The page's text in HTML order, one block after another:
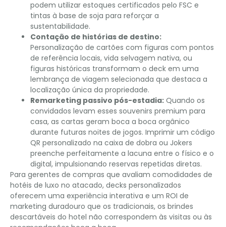
podem utilizar estoques certificados pelo FSC e
tintas à base de soja para reforçar a
sustentabilidade.
Contação de histórias de destino:
Personalização de cartões com figuras com pontos
de referência locais, vida selvagem nativa, ou
figuras históricas transformam o deck em uma
lembrança de viagem selecionada que destaca a
localização única da propriedade.
Remarketing passivo pós-estadia: Quando os
convidados levam esses souvenirs premium para
casa, as cartas geram boca a boca orgânico
durante futuras noites de jogos. Imprimir um código
QR personalizado na caixa de dobra ou Jokers
preenche perfeitamente a lacuna entre o físico e o
digital, impulsionando reservas repetidas diretas.
Para gerentes de compras que avaliam comodidades de
hotéis de luxo no atacado, decks personalizados
oferecem uma experiência interativa e um ROI de
marketing duradouro que os tradicionais, os brindes
descartáveis ​​do hotel não correspondem às visitas ou às